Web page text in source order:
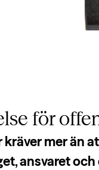
för
mer än
ansvaret